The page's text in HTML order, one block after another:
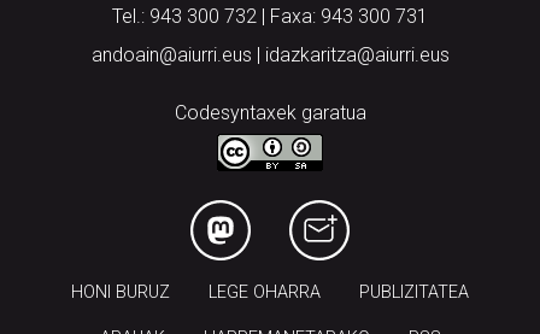
Tel.: 943 300 732 | Faxa: 943 300 731
andoain@aiurri.eus | idazkaritza@aiurri.eus
Codesyntaxek garatua
HONI BURUZ LEGE OHARRA PUBLIZITATEA